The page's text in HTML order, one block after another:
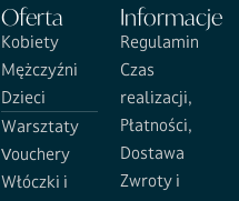
Oferta
Kobiety
Mężczyźni
Dzieci
Warsztaty
Vouchery
Włóczki i
Informacje
Regulamin
Czas
realizacji,
Płatności,
Dostawa
Zwroty i